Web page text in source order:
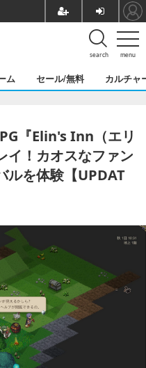
menu
search
ム セール/無料 カルチャ
『Elin's Inn（エリ
イ！カオスなファン
ルを体験【UPDAT